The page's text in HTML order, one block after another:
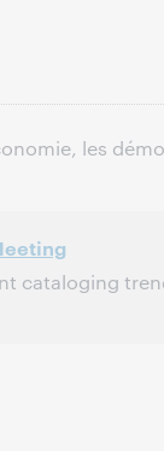
les
cataloging